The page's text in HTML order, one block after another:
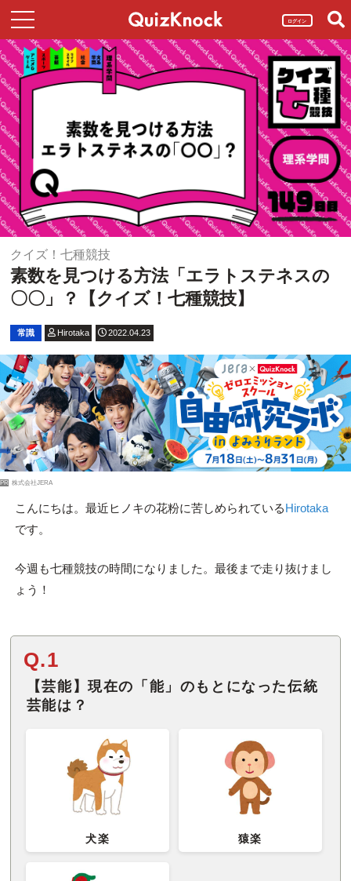
ログイン
クイズ！七種競技
素数を見つける方法「エラトステネスの
〇〇」？【クイズ！七種競技】
常識 Hirotaka 2022.04.23
PR 株式会社JERA
こんにちは。最近ヒノキの花粉に苦しめられているHirotaka
です。
今週も七種競技の時間になりました。最後まで走り抜けまし
ょう！
Q.1
【芸能】現在の「能」のもとになった伝統
芸能は？
犬楽 猿楽